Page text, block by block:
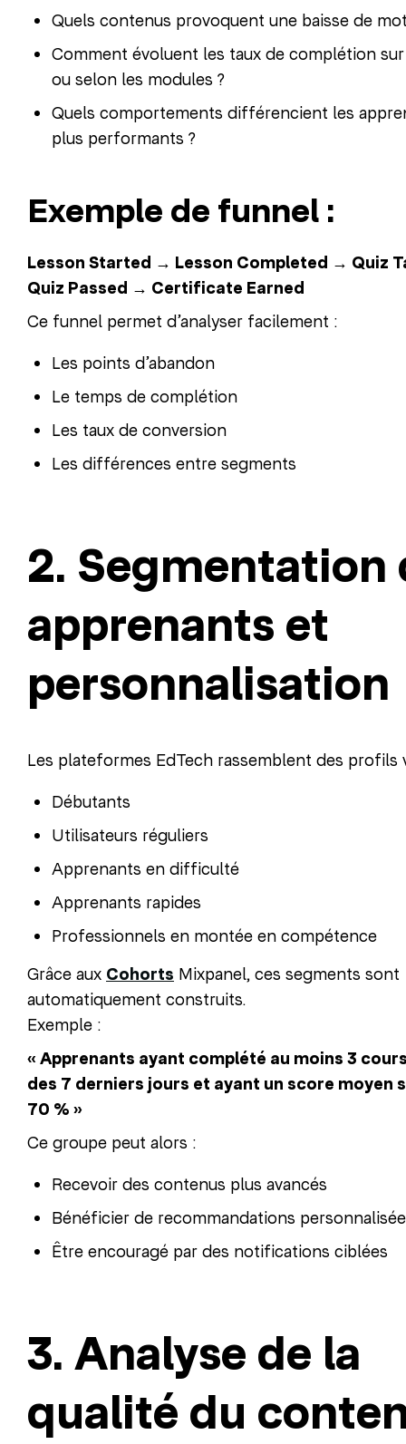
Quels contenus provoquent une baisse de
Comment évoluent les taux de complétion sur
ou selon les modules ?
Quels comportements différencient les
plus performants ?
Exemple de funnel :
Lesson Started → Lesson Completed → Quiz
Quiz Passed → Certificate Earned
Ce funnel permet d’analyser facilement :
Les points d’abandon
Le temps de complétion
Les taux de conversion
Les différences entre segments
2. Segmentation
apprenants et
personnalisation
Les plateformes EdTech rassemblent des profils
Débutants
Utilisateurs réguliers
Apprenants en difficulté
Apprenants rapides
Professionnels en montée en compétence
Grâce aux Cohorts Mixpanel, ces segments sont
automatiquement construits.
Exemple :
« Apprenants ayant complété au moins 3
des 7 derniers jours et ayant un score moyen
70 % »
Ce groupe peut alors :
Recevoir des contenus plus avancés
Bénéficier de recommandations
Être encouragé par des notifications ciblées
3. Analyse de la
qualité du